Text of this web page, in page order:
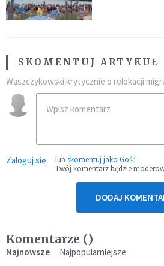
SKOMENTUJ ARTYKUŁ
Waszczykowski krytycznie o relokacji
Zaloguj się lub skomentuj jako Gość
Twój komentarz będzie
DODAJ
Komentarze ()
Najnowsze Najpopularniejsze